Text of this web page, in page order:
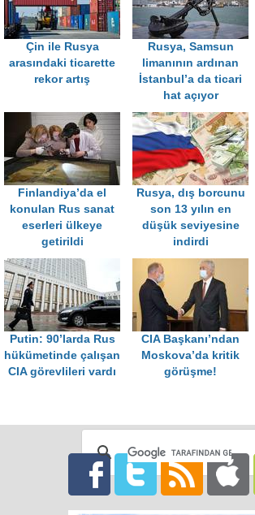
Çin ile Rusya
arasındaki ticarette
rekor artış
Rusya, Samsun
limanının ardınan
İstanbul’a da ticari
hat açıyor
Finlandiya’da el
konulan Rus sanat
eserleri ülkeye
getirildi
Rusya, dış borcunu
son 13 yılın en
düşük seviyesine
indirdi
Putin: 90’larda Rus
hükümetinde çalışan
CIA görevlileri vardı
CIA Başkanı’ndan
Moskova’da kritik
görüşme!